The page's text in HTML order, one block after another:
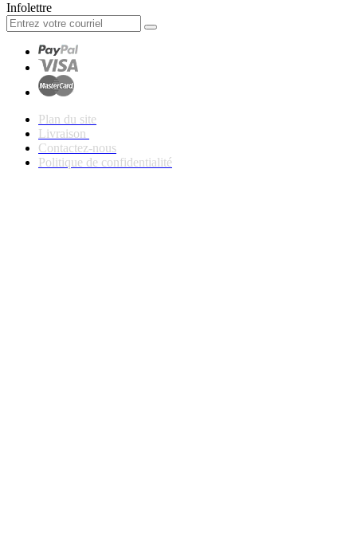
Infolettre
Plan du site
Livraison
Contactez-nous
Politique de confidentialité